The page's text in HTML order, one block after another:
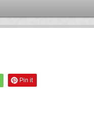
Pin it